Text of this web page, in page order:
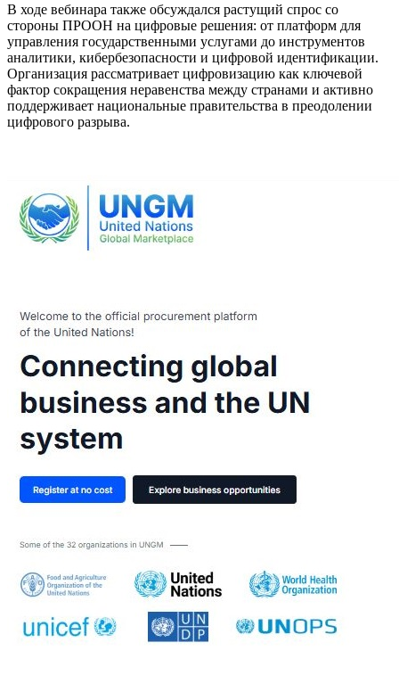
В ходе вебинара также обсуждался растущий спрос со
стороны ПРООН на цифровые решения: от платформ для
управления государственными услугами до инструментов
аналитики, кибербезопасности и цифровой идентификации.
Организация рассматривает цифровизацию как ключевой
фактор сокращения неравенства между странами и активно
поддерживает национальные правительства в преодолении
цифрового разрыва.